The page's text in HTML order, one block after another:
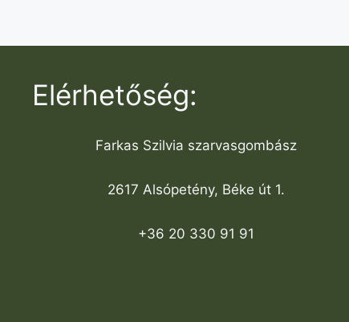
Elérhetőség:
Farkas Szilvia szarvasgombász
2617 Alsópetény, Béke út 1.
+36 20 330 91 91